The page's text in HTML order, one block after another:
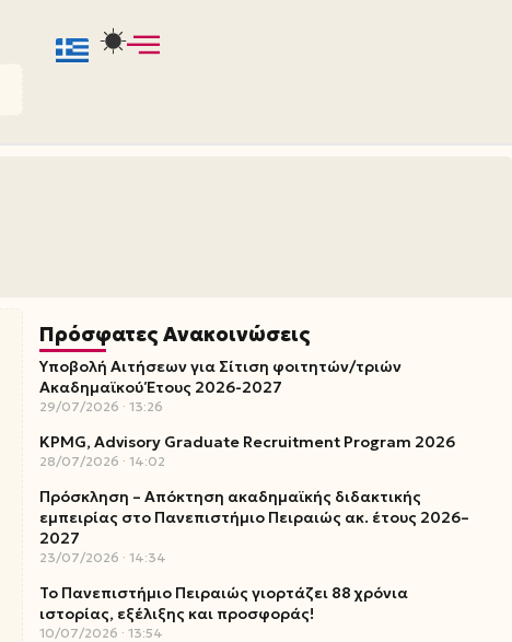
Πρόσφατες Ανακοινώσεις
Υποβολή Αιτήσεων για Σίτιση φοιτητών/τριών
Ακαδημαϊκού Έτους 2026-2027
29/07/2026 13:26
KPMG, Advisory Graduate Recruitment Program 2026
28/07/2026 14:02
Πρόσκληση – Απόκτηση ακαδημαϊκής διδακτικής
εμπειρίας στο Πανεπιστήμιο Πειραιώς ακ. έτους 2026–
2027
23/07/2026 14:34
Το Πανεπιστήμιο Πειραιώς γιορτάζει 88 χρόνια
ιστορίας, εξέλιξης και προσφοράς!
10/07/2026 13:54